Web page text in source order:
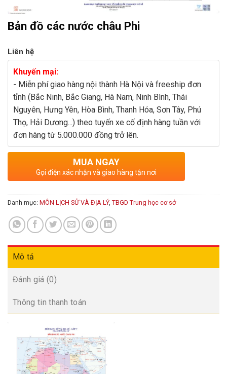
Bản đồ các nước châu Phi
Liên hệ
Khuyến mại:
- Miễn phí giao hàng nội thành Hà Nội và freeship đơn
tỉnh (Bắc Ninh, Bắc Giang, Hà Nam, Ninh Bình, Thái
Nguyên, Hưng Yên, Hòa Bình, Thanh Hóa, Sơn Tây, Phú
Thọ, Hải Dương...) theo tuyến xe cố định hàng tuần với
đơn hàng từ 5.000.000 đồng trở lên.
MUA NGAY
Gọi điện xác nhận và giao hàng tận nơi
Danh mục: MÔN LỊCH SỬ VÀ ĐỊA LÝ, TBGD Trung học cơ sở
Mô tả
Đánh giá (0)
Thông tin thanh toán